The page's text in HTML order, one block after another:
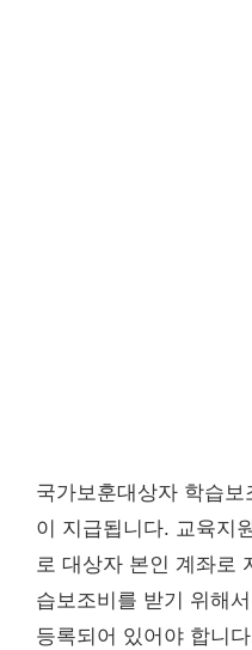
국가보훈대상자 학습
이 지급됩니다. 교육지
로 대상자 본인 계좌로
습보조비를 받기 위해
등록되어 있어야 합니